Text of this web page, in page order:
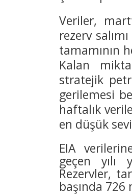
Veriler,
rezerv
tamamının
Kalan
stratejik
gerilemesi
haftalık
en düşük
EIA
geçen yılı
Rezervler,
başında